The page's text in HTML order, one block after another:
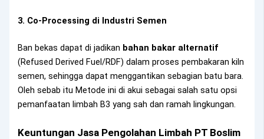
3. Co-Processing di Industri Semen
Ban bekas dapat di jadikan bahan bakar alternatif
(Refused Derived Fuel/RDF) dalam proses pembakaran kiln
semen, sehingga dapat menggantikan sebagian batu bara.
Oleh sebab itu Metode ini di akui sebagai salah satu opsi
pemanfaatan limbah B3 yang sah dan ramah lingkungan.
Keuntungan Jasa Pengolahan Limbah PT Boslim